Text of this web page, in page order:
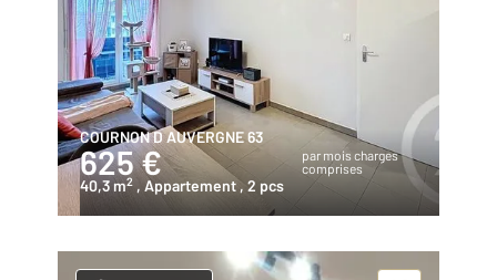
COURNON D AUVERGNE 63
625 €
par mois charges
comprises
40,3 m2 , Appartement, 2 pcs